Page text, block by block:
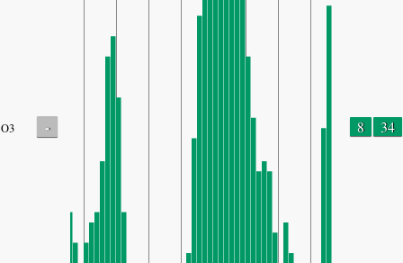
O3 - 8 34